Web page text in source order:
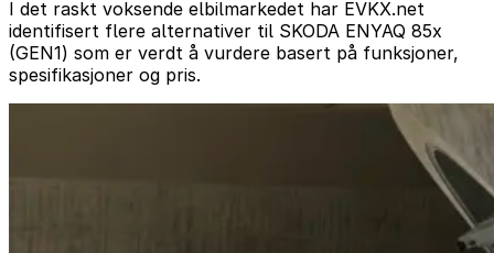
I det raskt voksende elbilmarkedet har EVKX.net
identifisert flere alternativer til SKODA ENYAQ 85x
(GEN1) som er verdt å vurdere basert på funksjoner,
spesifikasjoner og pris.